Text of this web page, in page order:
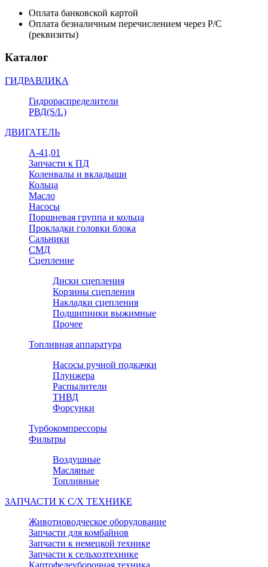
Оплата банковской картой
Оплата безналичным перечислением через Р/С
(реквизиты)
Каталог
ГИДРАВЛИКА
Гидрораспределители
РВД(S/L)
ДВИГАТЕЛЬ
А-41,01
Запчасти к ПД
Коленвалы и вкладыши
Кольца
Масло
Насосы
Поршневая группа и кольца
Прокладки головки блока
Сальники
СМД
Сцепление
Диски сцепления
Корзины сцепления
Накладки сцепления
Подшипники выжимные
Прочее
Топливная аппаратура
Насосы ручной подкачки
Плунжера
Распылители
ТНВД
Форсунки
Турбокомпрессоры
Фильтры
Воздушные
Масляные
Топливные
ЗАПЧАСТИ К С/Х ТЕХНИКЕ
Животноводческое оборудование
Запчасти для комбайнов
Запчасти к немецкой технике
Запчасти к сельхозтехнике
Картофелеуборочная техника